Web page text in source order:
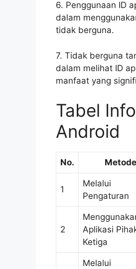
6. Penggunaan ID
dalam
tidak berguna.
7. Tidak berguna
dalam melihat ID
manfaat yang
Tabel
Android
No. Metode
1
Melalui
Pengaturan
2
Aplikasi
Ketiga
Melalui